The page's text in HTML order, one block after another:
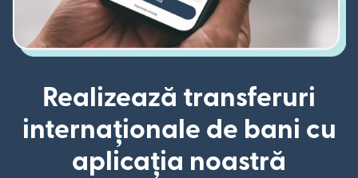
Realizează transferuri
internaționale de bani cu
aplicația noastră